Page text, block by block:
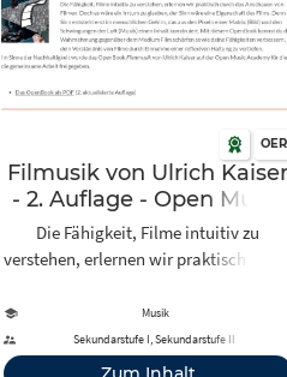
OER
Filmusik von Ulrich Kaiser
- 2. Auflage - Open Music
Academy
Die Fähigkeit, Filme intuitiv zu
verstehen, erlernen wir praktisch durch
wäre ein Irrtum zu glauben, der Sinn
wäre eine Eigenschaft des Films. Denn
Sinn entsteht erst im menschlichen
Musik
Sekundarstufe I, Sekundarstufe II